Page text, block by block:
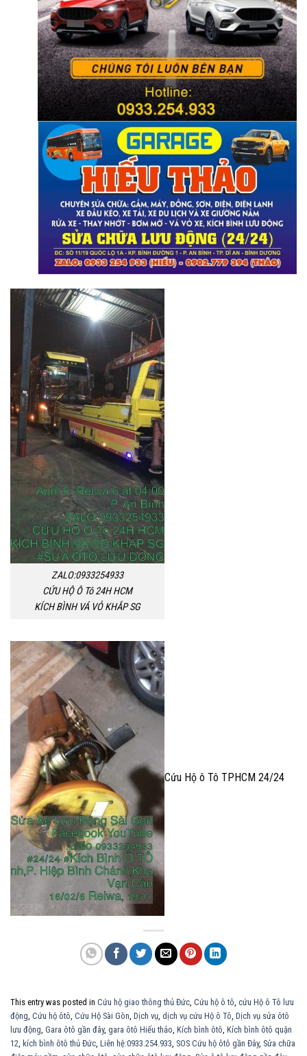
ZALO:0933254933
CỨU HỘ Ô Tô 24H HCM
KÍCH BÌNH VÁ VỎ KHẮP SG
Cứu Hộ ô Tô TPHCM 24/24
This entry was posted in Cứu hộ giao thông thủ Đức Cứu hộ ô tô cứu Hộ ô Tô lưu
động Cứu hộ ôtô Cứu Hộ Sài Gòn Dịch vụ dịch vụ cứu Hộ ô Tô Dịch vụ sửa ôtô
lưu động Gara ôtô gần đây, gara ôtô Hiếu thảo Kích bình ôtô Kích bình ôtô quận
12 kích bình ôtô thủ Đức Liên hệ:0933.254.933 SOS Cứu hộ ôtô gần Đây, Sửa chữa